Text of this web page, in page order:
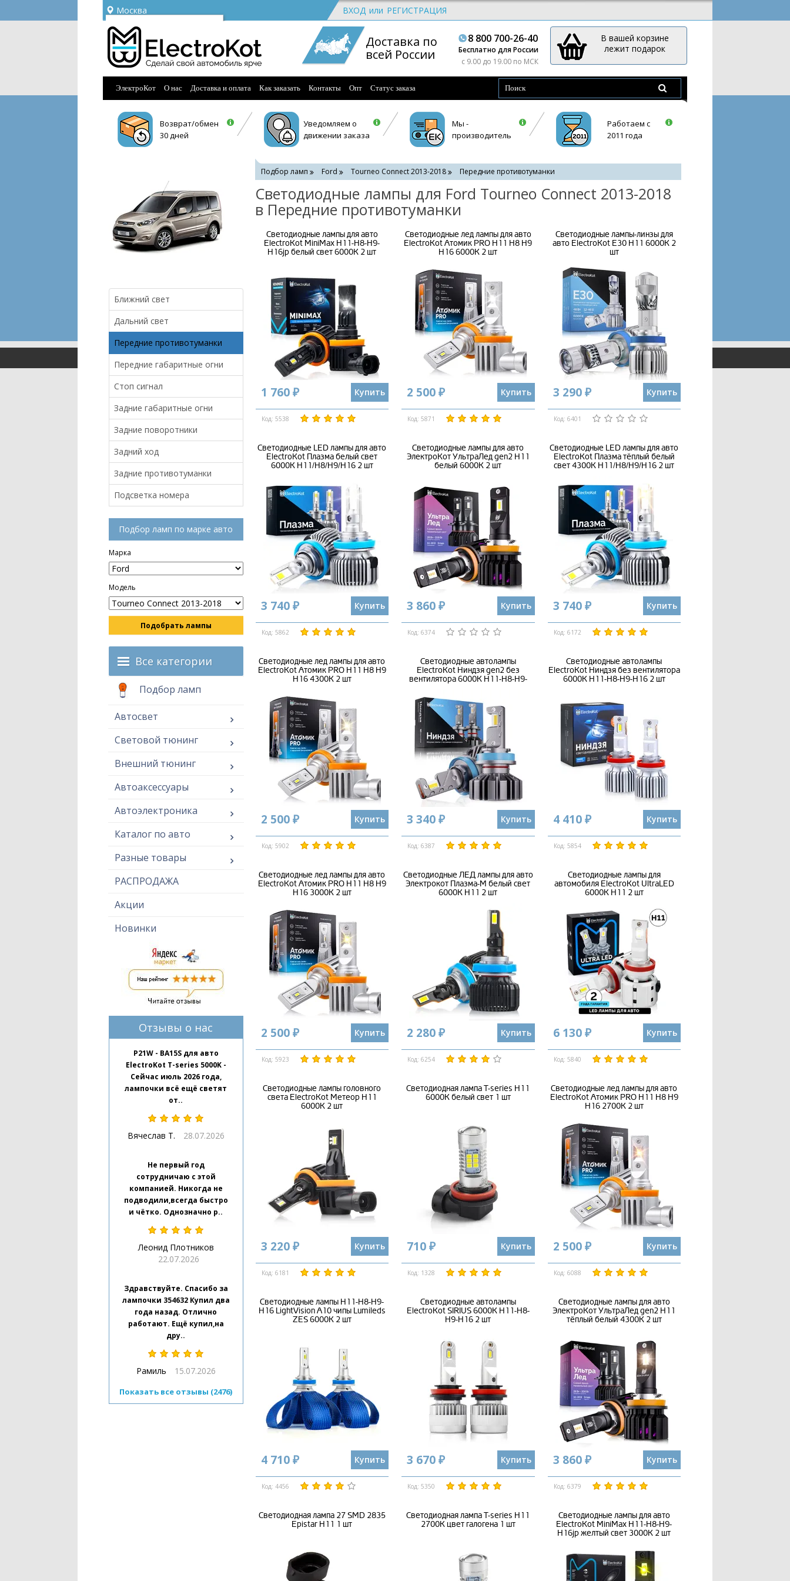
Москва
Ваш город —
Угадали?
ВХОД или РЕГИСТРАЦИЯ
Доставка по
всей России
8 800 700-26-40
Бесплатно для России
c 9.00 до 19.00 по МСК
В вашей корзине
лежит подарок
ЭлектроКот О нас Доставка и оплата Как заказать Контакты Опт Статус заказа
Возврат/обмен
30 дней
Уведомляем о
движении заказа
Мы -
производитель
Работаем с
2011 года
Ближний свет
Дальний свет
Передние противотуманки
Передние габаритные огни
Стоп сигнал
Задние габаритные огни
Задние поворотники
Задний ход
Задние противотуманки
Подсветка номера
Подбор ламп по марке авто
Марка
Модель
Подобрать лампы
Все категории
Подбор ламп
Автосвет
Световой тюнинг
Внешний тюнинг
Автоаксессуары
Автоэлектроника
Каталог по авто
Разные товары
РАСПРОДАЖА
Акции
Новинки
Отзывы о нас
P21W - BA15S для авто
ElectroKot T-series 5000K -
Сейчас июль 2026 года,
лампочки всё ещё светят
от..
Вячеслав Т. 28.07.2026
Не первый год
сотрудничаю с этой
компанией. Никогда не
подводили,всегда быстро
и чётко. Однозначно р..
Леонид Плотников
22.07.2026
Здравствуйте. Спасибо за
лампочки 354632 Купил два
года назад. Отлично
работают. Ещё купил,на
дру..
Рамиль 15.07.2026
Показать все отзывы (2476)
Подбор ламп Ford Tourneo Connect 2013-2018 Передние противотуманки
Светодиодные лампы для Ford Tourneo Connect 2013-2018
в Передние противотуманки
Светодиодные лампы для авто
ElectroKot MiniMax H11-H8-H9-
H16jp белый свет 6000K 2 шт
1 760 ₽ Купить
Код: 5538
Светодиодные лед лампы для авто
ElectroKot Атомик PRO H11 H8 H9
H16 6000K 2 шт
2 500 ₽ Купить
Код: 5871
Светодиодные лампы-линзы для
авто ElectroKot E30 H11 6000K 2
шт
3 290 ₽ Купить
Код: 6401
Светодиодные LED лампы для авто
ElectroKot Плазма белый свет
6000K H11/H8/H9/H16 2 шт
3 740 ₽ Купить
Код: 5862
Светодиодные лампы для авто
ЭлектроКот УльтраЛед gen2 H11
белый 6000K 2 шт
3 860 ₽ Купить
Код: 6374
Светодиодные LED лампы для авто
ElectroKot Плазма тёплый белый
свет 4300K H11/H8/H9/H16 2 шт
3 740 ₽ Купить
Код: 6172
Светодиодные лед лампы для авто
ElectroKot Атомик PRO H11 H8 H9
H16 4300K 2 шт
2 500 ₽ Купить
Код: 5902
Светодиодные автолампы
ElectroKot Ниндзя gen2 без
вентилятора 6000K H11-H8-H9-
3 340 ₽ Купить
Код: 6387
Светодиодные автолампы
ElectroKot Ниндзя без вентилятора
6000K H11-H8-H9-H16 2 шт
4 410 ₽ Купить
Код: 5854
Светодиодные лед лампы для авто
ElectroKot Атомик PRO H11 H8 H9
H16 3000K 2 шт
2 500 ₽ Купить
Код: 5923
Светодиодные ЛЕД лампы для авто
Электрокот Плазма-М белый свет
6000K H11 2 шт
2 280 ₽ Купить
Код: 6254
Светодиодные лампы для
автомобиля ElectroKot UltraLED
6000K H11 2 шт
6 130 ₽ Купить
Код: 5840
Светодиодные лампы головного
света ElectroKot Метеор H11
6000K 2 шт
3 220 ₽ Купить
Код: 6181
Светодиодная лампа T-series H11
6000K белый свет 1 шт
710 ₽ Купить
Код: 1328
Светодиодные лед лампы для авто
ElectroKot Атомик PRO H11 H8 H9
H16 2700K 2 шт
2 500 ₽ Купить
Код: 6088
Светодиодные лампы H11-H8-H9-
H16 LightVision A10 чипы Lumileds
ZES 6000К 2 шт
4 710 ₽ Купить
Код: 4456
Светодиодные автолампы
ElectroKot SIRIUS 6000K H11-H8-
H9-H16 2 шт
3 670 ₽ Купить
Код: 5350
Светодиодные лампы для авто
ЭлектроКот УльтраЛед gen2 H11
тёплый белый 4300K 2 шт
3 860 ₽ Купить
Код: 6379
Светодиодная лампа 27 SMD 2835
Epistar H11 1 шт
Светодиодная лампа T-series H11
2700К цвет галогена 1 шт
Светодиодные лампы для авто
ElectroKot MiniMax H11-H8-H9-
H16jp желтый свет 3000K 2 шт